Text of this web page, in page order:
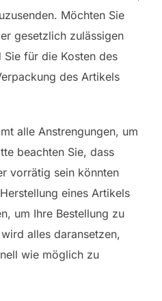
Möchten Sie
gesetzlich zulässigen
Sie für die Kosten des
des Artikels
alle Anstrengungen, um
beachten Sie, dass
vorrätig sein könnten
eines Artikels
um Ihre Bestellung zu
alles daransetzen,
wie möglich zu